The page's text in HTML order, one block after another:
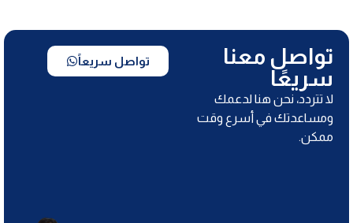
تواصل معنا
سريعًا
لا تتردد، نحن هنا لدعمك
ومساعدتك في أسرع وقت
ممكن.
تواصل سريعاً